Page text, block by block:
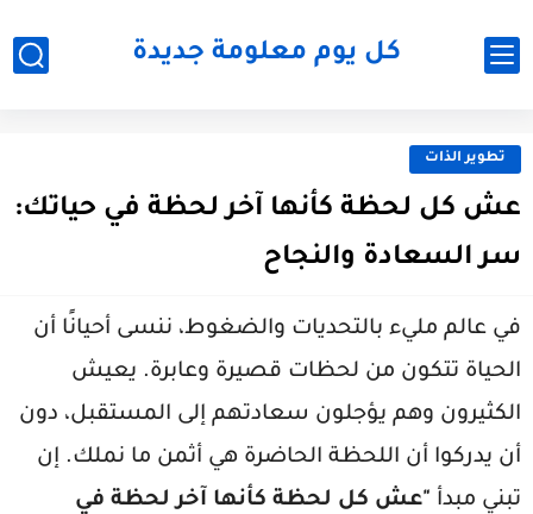
كل يوم معلومة جديدة
تطوير الذات
عش كل لحظة كأنها آخر لحظة في حياتك:
سر السعادة والنجاح
في عالم مليء بالتحديات والضغوط، ننسى أحيانًا أن
الحياة تتكون من لحظات قصيرة وعابرة. يعيش
الكثيرون وهم يؤجلون سعادتهم إلى المستقبل، دون
أن يدركوا أن اللحظة الحاضرة هي أثمن ما نملك. إن
تبني مبدأ "عش كل لحظة كأنها آخر لحظة في